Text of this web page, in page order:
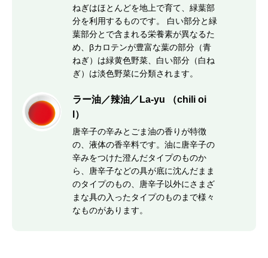
ねぎはほとんどを地上で育て、緑葉部
分を利用するものです。 白い部分と緑
葉部分とで含まれる栄養素が異なるた
め、βカロテンが豊富な葉の部分（青
ねぎ）は緑黄色野菜、白い部分（白ね
ぎ）は淡色野菜に分類されます。
ラー油／辣油／La-yu （chili oi
l）
唐辛子の辛みとごま油の香りが特徴
の、液体の香辛料です。油に唐辛子の
辛みをつけた澄んだタイプのものか
ら、唐辛子などの具が底に沈んだまま
のタイプのもの、唐辛子以外にさまざ
まな具の入ったタイプのものまで様々
なものがあります。